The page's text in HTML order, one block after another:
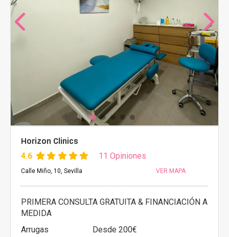
Horizon Clinics
4.6 11 Opiniones
Calle Miño, 10, Sevilla VER MAPA
PRIMERA CONSULTA GRATUITA & FINANCIACIÓN A
MEDIDA
Arrugas
Desde 200€